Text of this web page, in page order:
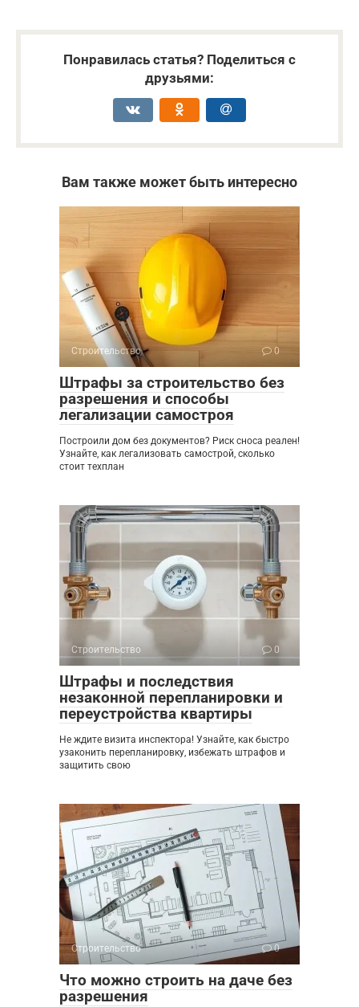
Понравилась статья? Поделиться с
друзьями:
Вам также может быть интересно
Строительство 0
Штрафы за строительство без
разрешения и способы
легализации самостроя
Построили дом без документов? Риск сноса реален!
Узнайте, как легализовать самострой, сколько
стоит техплан
Строительство 0
Штрафы и последствия
незаконной перепланировки и
переустройства квартиры
Не ждите визита инспектора! Узнайте, как быстро
узаконить перепланировку, избежать штрафов и
защитить свою
Строительство 0
Что можно строить на даче без
разрешения